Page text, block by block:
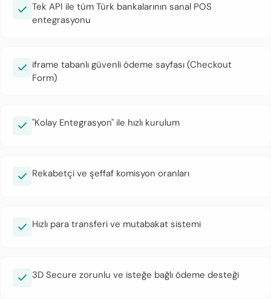
Tek API ile tüm Türk bankalarının sanal POS
entegrasyonu
iframe tabanlı güvenli ödeme sayfası (Checkout
Form)
"Kolay Entegrasyon" ile hızlı kurulum
Rekabetçi ve şeffaf komisyon oranları
Hızlı para transferi ve mutabakat sistemi
3D Secure zorunlu ve isteğe bağlı ödeme desteği